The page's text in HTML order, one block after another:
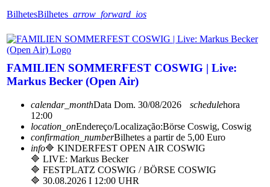
BilhetesBilhetes arrow_forward_ios
FAMILIEN SOMMERFEST COSWIG | Live:
Markus Becker (Open Air)
calendar_monthData Dom. 30/08/2026 schedulehora
12:00
location_onEndereço/Localização:Börse Coswig, Coswig
confirmation_numberBilhetes a partir de 5,00 Euro
info🔷 KINDERFEST OPEN AIR COSWIG
🔷 LIVE: Markus Becker
🔷 FESTPLATZ COSWIG / BÖRSE COSWIG
🔷 30.08.2026 I 12:00 UHR